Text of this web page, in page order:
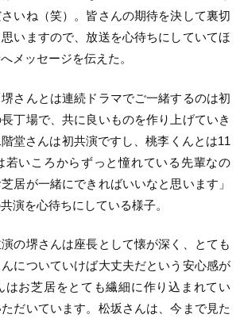
いね（笑）。皆さんの期待を決して裏切
いますので、放送を心待ちにしていてほ
メッセージを伝えた。
さんとは連続ドラマでご一緒するのは初
丁場で、共に良いものを作り上げていき
堂さんは初共演ですし、桃李くんとは11
若いころからずっと憧れている先輩なの
居が一緒にできればいいなと思います」
演を心待ちにしている様子。
の堺さんは座長として懐が深く、とても
についていけば大丈夫だという安心感が
はお芝居をとても繊細に作り込まれてい
だいています。松坂さんは、今まで見た